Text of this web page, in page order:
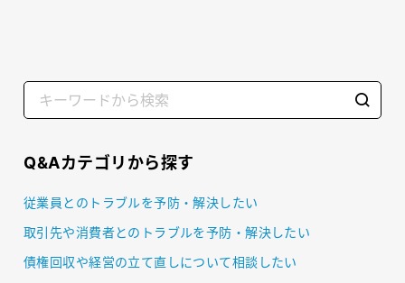
Q&Aカテゴリから探す
従業員とのトラブルを予防・解決したい
取引先や消費者とのトラブルを予防・解決したい
債権回収や経営の立て直しについて相談したい